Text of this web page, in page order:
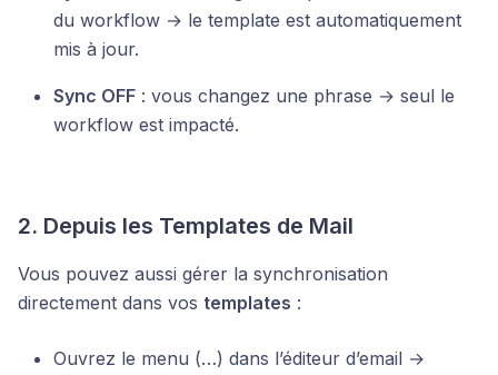
du workflow → le template est automatiquement
mis à jour.
Sync OFF : vous changez une phrase → seul le
workflow est impacté.
2. Depuis les Templates de Mail
Vous pouvez aussi gérer la synchronisation
directement dans vos templates :
Ouvrez le menu (…) dans l’éditeur d’email →